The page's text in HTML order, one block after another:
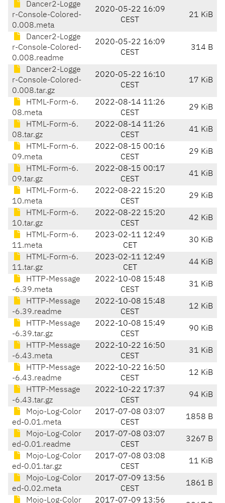
Dancer2-Logge
r-Console-Colored-
0.008.meta
2020-05-22 16:09
CEST
21 KiB
Dancer2-Logge
r-Console-Colored-
0.008.readme
2020-05-22 16:09
CEST
314 B
Dancer2-Logge
r-Console-Colored-
0.008.tar.gz
2020-05-22 16:10
CEST
17 KiB
HTML-Form-6.
08.meta
2022-08-14 11:26
CEST
29 KiB
HTML-Form-6.
08.tar.gz
2022-08-14 11:26
CEST
41 KiB
HTML-Form-6.
09.meta
2022-08-15 00:16
CEST
29 KiB
HTML-Form-6.
09.tar.gz
2022-08-15 00:17
CEST
41 KiB
HTML-Form-6.
10.meta
2022-08-22 15:20
CEST
29 KiB
HTML-Form-6.
10.tar.gz
2022-08-22 15:20
CEST
42 KiB
HTML-Form-6.
11.meta
2023-02-11 12:49
CET
30 KiB
HTML-Form-6.
11.tar.gz
2023-02-11 12:49
CET
44 KiB
HTTP-Message
-6.39.meta
2022-10-08 15:48
CEST
31 KiB
HTTP-Message
-6.39.readme
2022-10-08 15:48
CEST
12 KiB
HTTP-Message
-6.39.tar.gz
2022-10-08 15:49
CEST
90 KiB
HTTP-Message
-6.43.meta
2022-10-22 16:50
CEST
31 KiB
HTTP-Message
-6.43.readme
2022-10-22 16:50
CEST
12 KiB
HTTP-Message
-6.43.tar.gz
2022-10-22 17:37
CEST
94 KiB
Mojo-Log-Color
ed-0.01.meta
2017-07-08 03:07
CEST
1858 B
Mojo-Log-Color
ed-0.01.readme
2017-07-08 03:07
CEST
3267 B
Mojo-Log-Color
ed-0.01.tar.gz
2017-07-08 03:08
CEST
11 KiB
Mojo-Log-Color
ed-0.02.meta
2017-07-09 13:56
CEST
1861 B
Mojo-Log-Color 2017-07-09 13:56